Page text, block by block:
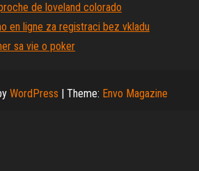
de loveland colorado
en ligne za registraci bez vkladu
sa vie o poker
WordPress | Theme: Envo Magazine